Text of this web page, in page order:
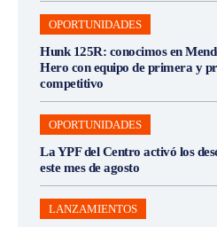
OPORTUNIDADES
Hunk 125R: conocimos en
Hero con equipo de primera y
competitivo
OPORTUNIDADES
La YPF del Centro activó los
este mes de agosto
LANZAMIENTOS